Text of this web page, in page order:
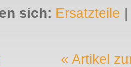
sich: Ersatzteile |
« Artikel